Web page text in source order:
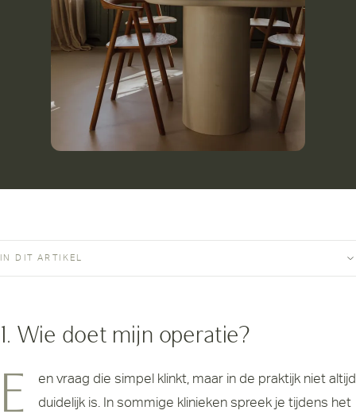
IN DIT ARTIKEL
1. Wie doet mijn operatie?
Een vraag die simpel klinkt, maar in de praktijk niet altijd
duidelijk is. In sommige klinieken spreek je tijdens het